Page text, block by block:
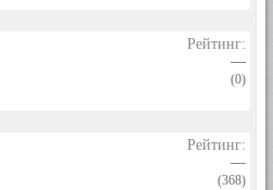
Рейтинг:
—
(0)
Рейтинг:
—
(368)